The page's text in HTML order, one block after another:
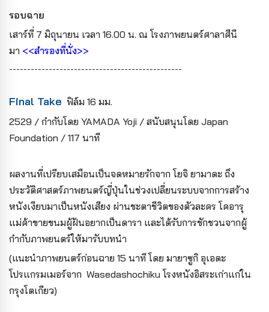
รอบฉาย
เสาร์ที่ 7 มิถุนายน เวลา 16.00 น. ณ โรงภาพยนตร์ศาลาศีนี
มา <<สำรองที่นั่ง>>
------------------------------------------------
Final Take ฟิล์ม 16 มม.
2529 / กำกับโดย YAMADA Yoji / สนับสนุนโดย Japan
Foundation / 117 นาที
ผลงานที่เปรียบเสมือนเป็นจดหมายรักจาก โยจิ ยามาดะ ถึง
ประวัติศาสตร์ภาพยนตร์ญี่ปุ่นในช่วงเปลี่ยนระบบจากการสร้าง
หนังเงียบมาเป็นหนังเสียง ผ่านชะตาชีวิตของตัวละคร โคอารุ
แม่ค้าขายขนมผู้ฝันอยากเป็นดารา และได้รับการชักชวนจากผู้
กำกับภาพยนตร์ให้มารับบทนำ
(แนะนำภาพยนตร์ก่อนฉาย 15 นาที โดย มายาซูกิ อุเอดะ
โปรแกรมเมอร์จาก Wasedashochiku โรงหนังอิสระเก่าแก่ใน
กรุงโตเกียว)